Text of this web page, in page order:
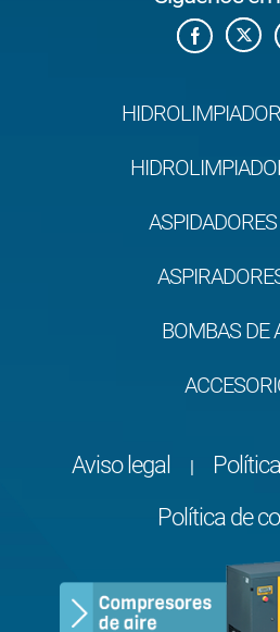
BOMBAS DE
Aviso legal |
Política de